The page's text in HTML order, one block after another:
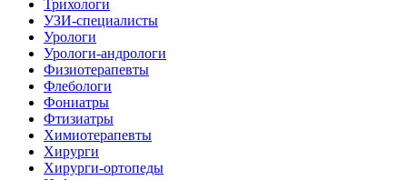
Трихологи
УЗИ-специалисты
Урологи
Урологи-андрологи
Физиотерапевты
Флебологи
Фониатры
Фтизиатры
Химиотерапевты
Хирурги
Хирурги-ортопеды